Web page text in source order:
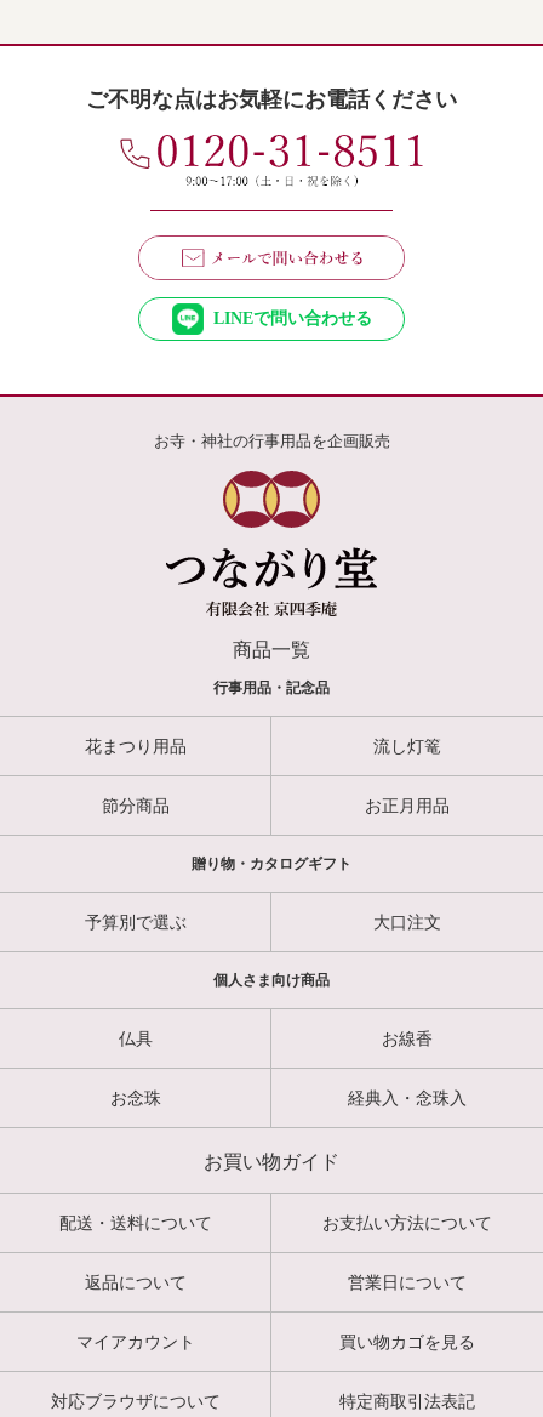
ご不明な点はお気軽にお電話ください
LINEで問い合わせる
お寺・神社の行事用品を企画販売
商品一覧
行事用品・記念品
花まつり用品 流し灯篭
節分商品 お正月用品
贈り物・カタログギフト
予算別で選ぶ 大口注文
個人さま向け商品
仏具 お線香
お念珠 経典入・念珠入
お買い物ガイド
配送・送料について お支払い方法について
返品について 営業日について
マイアカウント 買い物カゴを見る
対応ブラウザについて 特定商取引法表記